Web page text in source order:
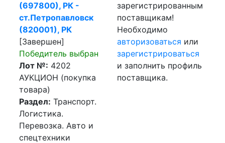
(697800), РК -
ст.Петропавловск
(820001), РК
[Завершен]
Победитель выбран
Лот №: 4202
АУКЦИОН (покупка
товара)
Раздел: Транспорт.
Логистика.
Перевозка. Авто и
спецтехники
зарегистрированным
поставщикам!
Необходимо
авторизоваться или
зарегистрироваться
и заполнить профиль
поставщика.